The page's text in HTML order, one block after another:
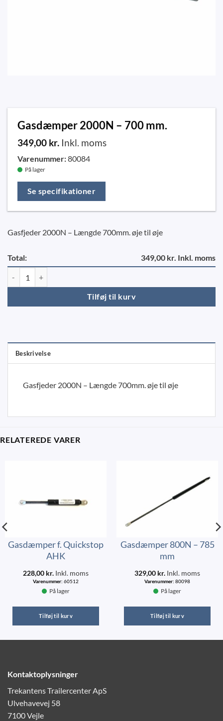
Gasdæmper 2000N – 700 mm.
349,00 kr. Inkl. moms
Varenummer:80084
På lager
Se specifikationer
Gasfjeder 2000N – Længde 700mm. øje til øje
Total: 349,00 kr. Inkl. moms
Tilføj til kurv
Beskrivelse
Gasfjeder 2000N – Længde 700mm. øje til øje
RELATEREDE VARER
Gasdæmper f. Quickstop
AHK
228,00 kr. Inkl. moms
Varenummer: 60512
På lager
Tilføj til kurv
Gasdæmper 800N – 785
mm
329,00 kr. Inkl. moms
Varenummer: 80098
På lager
Tilføj til kurv
Kontaktoplysninger
Trekantens Trailercenter ApS
Ulvehavevej 58
7100 Vejle